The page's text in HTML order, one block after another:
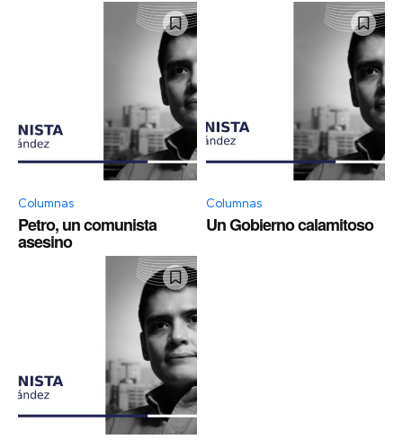
Columnas
Petro, un comunista
asesino
Columnas
Un Gobierno calamitoso